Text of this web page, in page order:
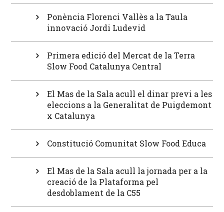
Ponència Florenci Vallès a la Taula
innovació Jordi Ludevid
Primera edició del Mercat de la Terra
Slow Food Catalunya Central
El Mas de la Sala acull el dinar previ a les
eleccions a la Generalitat de Puigdemont
x Catalunya
Constitució Comunitat Slow Food Educa
El Mas de la Sala acull la jornada per a la
creació de la Plataforma pel
desdoblament de la C55